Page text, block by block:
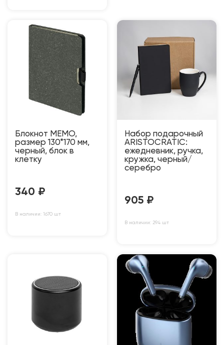
Блокнот MEMO,
размер 130*170 мм,
черный, блок в
клетку
340 ₽
В наличии: 1670 шт
Набор подарочный
ARISTOCRATIC:
ежедневник, ручка,
кружка, черный/
серебро
905 ₽
В наличии: 294 шт